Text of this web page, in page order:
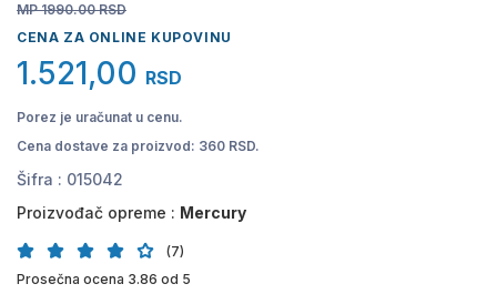
MP 1990.00 RSD
CENA ZA ONLINE KUPOVINU
1.521,00 RSD
Porez je uračunat u cenu.
Cena dostave za proizvod: 360 RSD.
Šifra : 015042
Proizvođač opreme : Mercury
(7)
Prosečna ocena 3.86 od 5